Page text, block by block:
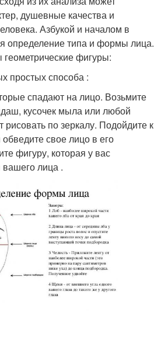
душевные качества и
Азбукой и началом в
определение типа и формы лица.
фигуры:
простых способа :
спадают на лицо. Возьмите
кусочек мыла или любой
рисовать по зеркалу. Подойдите к
свое лицо в его
фигуру, которая у вас
лица .